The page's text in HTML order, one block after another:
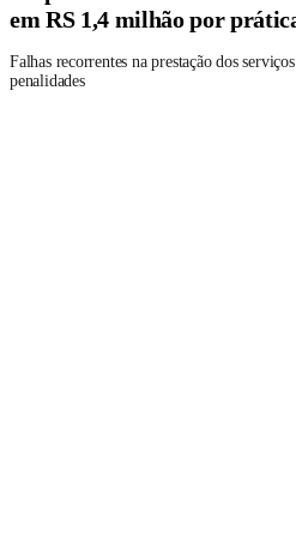
em RS 1,4 milhão por
Falhas recorrentes na prestação dos
penalidades